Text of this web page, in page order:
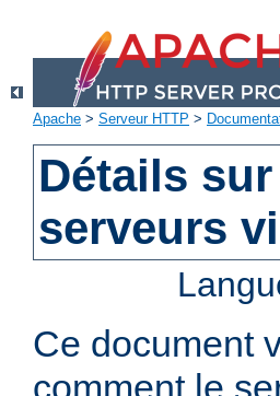
Apache > Serveur HTTP >
Détails
serveurs
Ce document
comment le